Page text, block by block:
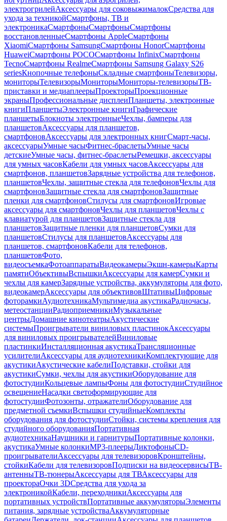
электрогрилейАксессуары для соковыжималокСредства для
ухода за техникойСмартфоны, ТВ и
электроникаСмартфоныСмартфоныСмартфоны
восстановленныеСмартфоны AppleСмартфоны
XiaomiСмартфоны SamsungСмартфоны HonorСмартфоны
HuaweiСмартфоны POCOСмартфоны InfinixСмартфоны
TecnoСмартфоны RealmeСмартфоны Samsung Galaxy S26
seriesКнопочные телефоныСкладные смартфоныТелевизоры,
мониторыТелевизорыМониторыМониторы-телевизорыТВ-
приставки и медиаплеерыПроекторыПроекционные
экраныПрофессиональные дисплеиПланшеты, электронные
книгиПланшетыЭлектронные книгиГрафические
планшетыБлокноты электронныеЧехлы, бамперы для
планшетовАксессуары для планшетов,
смартфоновАксессуары для электронных книгСмарт-часы,
аксессуарыУмные часыФитнес-браслетыУмные часы
детскиеУмные часы, фитнес-браслетыРемешки, аксессуары
для умных часовКабели для умных часовАксессуары для
смартфонов, планшетовЗарядные устройства для телефонов,
планшетовЧехлы, защитные стекла для телефоновЧехлы для
смартфоновЗащитные стекла для смартфоновЗащитные
пленки для смартфоновСтилусы для смартфоновИгровые
аксессуары для смартфоновЧехлы для планшетовЧехлы с
клавиатурой для планшетовЗащитные стекла для
планшетовЗащитные пленки для планшетовСумки для
планшетовСтилусы для планшетовАксессуары для
планшетов, смартфоновКабели для телефонов,
планшетовФото,
видеосъемкаФотоаппаратыВидеокамерыЭкшн-камерыКарты
памятиОбъективыВспышкиАксессуары для камерСумки и
чехлы для камерЗарядные устройства, аккумуляторы для фото,
видеокамерАксессуары для объективовШтативыЦифровые
фоторамкиАудиотехникаМультимедиа акустикаРадиочасы,
метеостанцииРадиоприемникиМузыкальные
центрыДомашние кинотеатрыАкустические
системыПроигрыватели виниловых пластинокАксессуары
для виниловых проигрывателейВиниловые
пластинкиИнсталляционная акустикаТрансляционные
усилителиАксессуары для аудиотехникиКомплектующие для
акустикиАкустические кабелиПодставки, стойки для
акустикиСумки, чехлы для акустикиОборудование для
фотостудииКольцевые лампыФоны для фотостудииСтудийное
освещениеНасадки светоформирующие для
фотостудииФотозонты, отражателиОборудование для
предметной съемкиВспышки студийныеКомплекты
оборудования для фотостудииСтойки, системы крепления для
студийного оборудованияПортативная
аудиотехникаНаушники и гарнитурыПортативные колонки,
акустикаУмные колонкиMP3-плеерыДиктофоныCD-
проигрывателиАксессуары для телевизоровКронштейны,
стойкиКабели для телевизоровПодписки на видеосервисыТВ-
антенныТВ-тюнерыАксессуары для ТВАксессуары для
проектораОчки 3DСредства для ухода за
электроникойКабели, переходникиАксессуары для
портативных устройствПортативные аккумуляторыЭлементы
питания, зарядные устройстваАккумуляторные